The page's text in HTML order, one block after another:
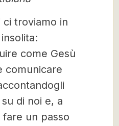
ci troviamo in
come Gesù
comunicare
di noi e, a
un passo